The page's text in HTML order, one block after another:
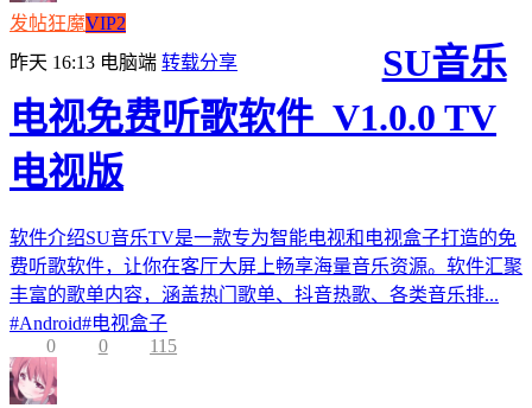
发帖狂魔VIP2
昨天 16:13 电脑端 转载分享
SU音乐
电视免费听歌软件_V1.0.0 TV
电视版
软件介绍SU音乐TV是一款专为智能电视和电视盒子打造的免
费听歌软件，让你在客厅大屏上畅享海量音乐资源。软件汇聚
丰富的歌单内容，涵盖热门歌单、抖音热歌、各类音乐排...
#Android#电视盒子
0
0 115